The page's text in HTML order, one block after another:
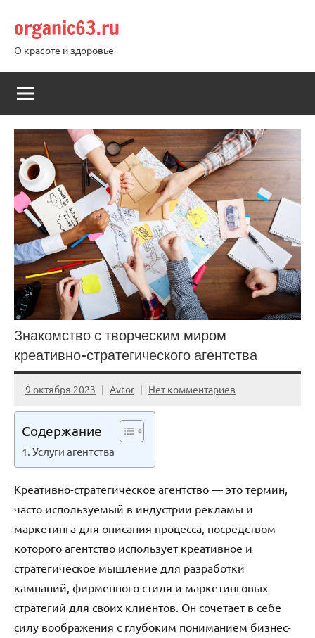
содержимому
organic63.ru
О красоте и здоровье
Знакомство с творческим миром
креативно-стратегического агентства
9 октября 2023 Avtor Нет комментариев
Содержание
Услуги агентства
Креативно-стратегическое агентство — это термин,
часто используемый в индустрии рекламы и
маркетинга для описания процесса, посредством
которого агентство использует креативное и
стратегическое мышление для разработки
кампаний, фирменного стиля и маркетинговых
стратегий для своих клиентов. Он сочетает в себе
силу воображения с глубоким пониманием бизнес-